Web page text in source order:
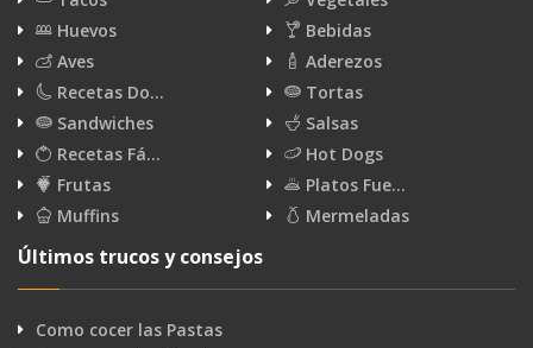
Huevos
Bebidas
Aves
Aderezos
Recetas Do…
Tortas
Sandwiches
Salsas
Recetas Fá…
Hot Dogs
Frutas
Platos Fue…
Muffins
Mermeladas
Últimos trucos y consejos
Como cocer las Pastas